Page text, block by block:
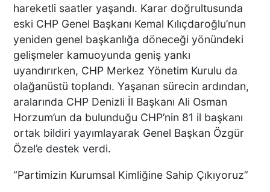
hareketli saatler yaşandı. Karar doğrultusunda
eski CHP Genel Başkanı Kemal Kılıçdaroğlu’nun
yeniden genel başkanlığa döneceği yönündeki
gelişmeler kamuoyunda geniş yankı
uyandırırken, CHP Merkez Yönetim Kurulu da
olağanüstü toplandı. Yaşanan sürecin ardından,
aralarında CHP Denizli İl Başkanı Ali Osman
Horzum’un da bulunduğu CHP’nin 81 il başkanı
ortak bildiri yayımlayarak Genel Başkan Özgür
Özel’e destek verdi.
“Partimizin Kurumsal Kimliğine Sahip Çıkıyoruz”